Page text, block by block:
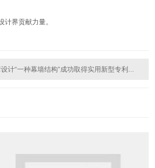
界贡献力量。
计“一种幕墙结构”成功取得实用新型专利...